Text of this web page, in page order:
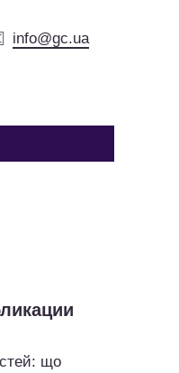
info@gc.ua
що